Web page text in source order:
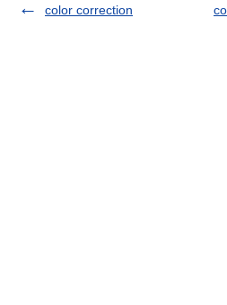
color correction